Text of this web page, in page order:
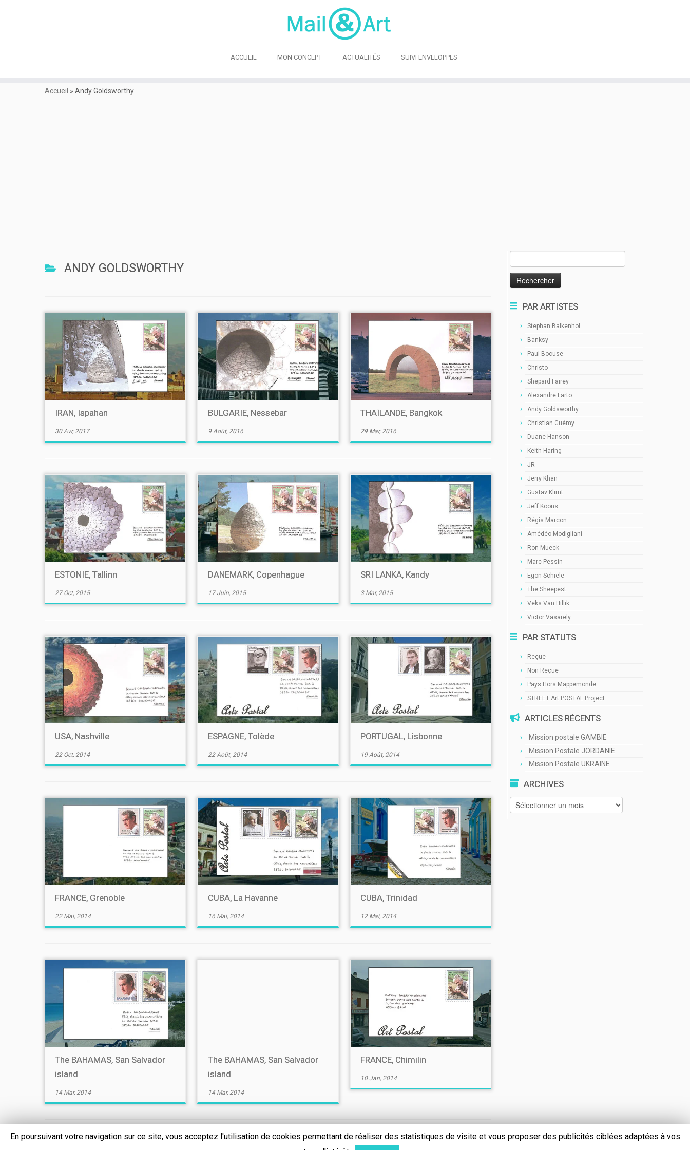
ACCUEIL MON CONCEPT ACTUALITÉS SUIVI ENVELOPPES
Accueil » Andy Goldsworthy
ANDY GOLDSWORTHY
IRAN, Ispahan
30 Avr, 2017
BULGARIE, Nessebar
9 Août, 2016
THAÏLANDE, Bangkok
29 Mar, 2016
ESTONIE, Tallinn
27 Oct, 2015
DANEMARK, Copenhague
17 Juin, 2015
SRI LANKA, Kandy
3 Mar, 2015
USA, Nashville
22 Oct, 2014
ESPAGNE, Tolède
22 Août, 2014
PORTUGAL, Lisbonne
19 Août, 2014
FRANCE, Grenoble
22 Mai, 2014
CUBA, La Havanne
16 Mai, 2014
CUBA, Trinidad
12 Mai, 2014
The BAHAMAS, San Salvador
island
14 Mar, 2014
The BAHAMAS, San Salvador
island
14 Mar, 2014
FRANCE, Chimilin
10 Jan, 2014
PAR ARTISTES
Stephan Balkenhol
Banksy
Paul Bocuse
Christo
Shepard Fairey
Alexandre Farto
Andy Goldsworthy
Christian Guémy
Duane Hanson
Keith Haring
JR
Jerry Khan
Gustav Klimt
Jeff Koons
Régis Marcon
Amédéo Modigliani
Ron Mueck
Marc Pessin
Egon Schiele
The Sheepest
Veks Van Hillik
Victor Vasarely
PAR STATUTS
Reçue
Non Reçue
Pays Hors Mappemonde
STREET Art POSTAL Project
ARTICLES RÉCENTS
Mission postale GAMBIE
Mission Postale JORDANIE
Mission Postale UKRAINE
ARCHIVES
Archives
En poursuivant votre navigation sur ce site, vous acceptez l'utilisation de cookies permettant de réaliser des statistiques de visite et vous proposer des publicités ciblées adaptées à vos